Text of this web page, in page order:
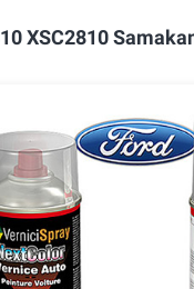
XSC2810